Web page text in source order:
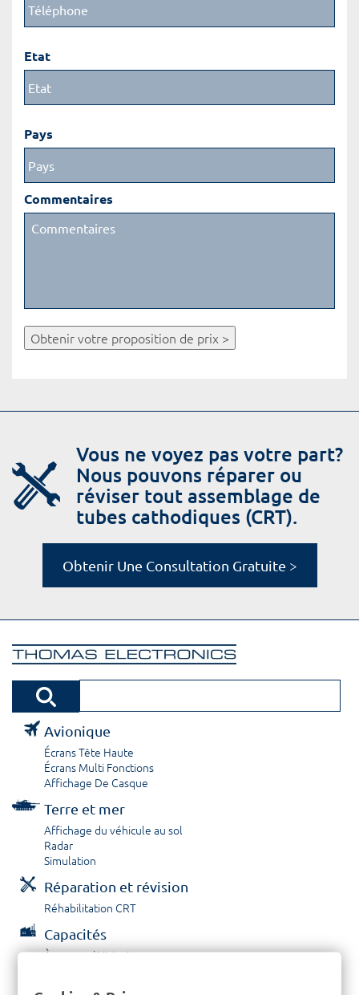
Etat
Pays
Commentaires
Obtenir votre proposition de prix >
Vous ne voyez pas votre part?
Nous pouvons réparer ou
réviser tout assemblage de
tubes cathodiques (CRT).
Obtenir Une Consultation Gratuite >
Avionique
Écrans Tête Haute
Écrans Multi Fonctions
Affichage De Casque
Terre et mer
Affichage du véhicule au sol
Radar
Simulation
Réparation et révision
Réhabilitation CRT
Capacités
À propos / Historique